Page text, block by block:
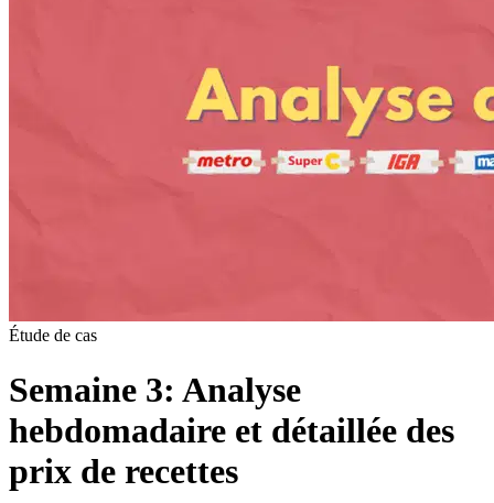
Étude de cas
Semaine 3: Analyse
hebdomadaire et détaillée des
prix de recettes